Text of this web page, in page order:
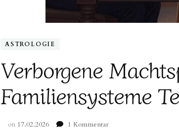
ASTROLOGIE
Verborgene
Familiensysteme
on 17.02.2026 1 Kommentarzu